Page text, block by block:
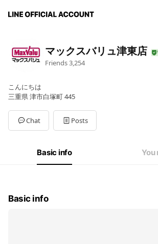
マックスバリュ津東店
Friends3,254
こんにちは
三重県 津市白塚町 445
Chat Posts
Basic info You
Basic info